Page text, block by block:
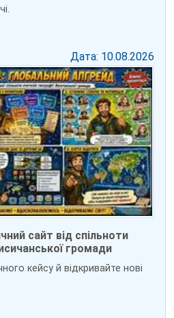
Дата: 10.08.2026
сайт від спільноти
громади
кейсу й відкривайте нові